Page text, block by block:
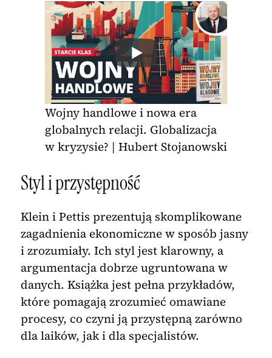
Wojny handlowe i nowa era
globalnych relacji. Globalizacja
w kryzysie? | Hubert Stojanowski
Styl i przystępność
Klein i Pettis prezentują skomplikowane
zagadnienia ekonomiczne w sposób jasny
i zrozumiały. Ich styl jest klarowny, a
argumentacja dobrze ugruntowana w
danych. Książka jest pełna przykładów,
które pomagają zrozumieć omawiane
procesy, co czyni ją przystępną zarówno
dla laików, jak i dla specjalistów.